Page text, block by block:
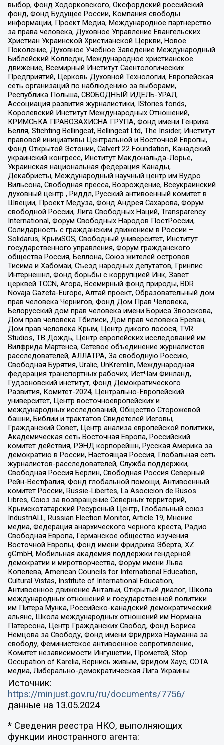
выбор, Фонд Ходорковского, Оксфордский российский
фонд, Фонд Будущее России, Компания свободы
информации, Проект Медиа, Международное партнерство
за права человека, Духовное Управление Евангельских
Христиан Украинской Христианской Церкви, Новое
Поколение, Духовное Учебное Заведение Международный
Библейский Колледж, Международное христианское
движение, Всемирный Институт Саентологических
Предприятий, Церковь Духовной Технологии, Европейская
сеть организаций по наблюдению за выборами,
Республика Польша, СВОБОДНЫЙ ИДЕЛЬ-УРАЛ,
Ассоциация развития журналистики, IStories fonds,
Королевский Институт Международных Отношений,
КРИМСЬКА ПРАВОЗАХИСНА ГРУПА, Фонд имени Генриха
Бёлля, Stichting Bellingcat, Bellingcat Ltd, The Insider, Институт
правовой инициативы Центральной и Восточной Европы,
Фонд Открытой Эстонии, Calvert 22 Foundation, Канадский
украинский конгресс, Институт Макдональда-Лорье,
Украинская национальная федерация Канады,
Декабристы, Международный научный центр им Вудро
Вильсона, Свободная пресса, Возрождение, Всеукраинский
духовный центр , Риддл, Русский антивоенный комитет в
Швеции, Проект Медуза, Фонд Андрея Сахарова, Форум
свободной России, Лига Свободных Наций, Transparеncy
International, Форум Свободных Народов ПостРоссии,
Солидарность с гражданским движением в России –
Solidarus, КрымSOS, Свободный университет, Институт
государственного управления, Форум гражданского
общества Россия, Беллона, Союз жителей островов
Тисима и Хабомаи, Съезд народных депутатов, Гринпис
Интернешнл, Фонд борьбы с коррупцией Инк, Завет
церквей TCCN, Агора, Всемирный фонд природы, BDR
Novaja Gazeta-Europe, Алтай проект, Образовательный дом
прав человека Чернигов, Фонд Дом Прав Человека,
Белорусский дом прав человека имени Бориса Звозскова,
Дом прав человека Тбилиси, Дом прав человека Ереван,
Дом прав человека Крым, Центр дикого лосося, TVR
Studios, ТВ Дождь, Центр европейских исследований им
Вилфрида Мартенса, Сетевое объединение журналистов
расследователей, АЛЛАТРА, За свободную Россию,
Свободная Бурятия, Uralic, UnKremlin, Международная
федерация транспортных рабочих, ИстЧам Финланд,
Гудзоновский институт, Фонд Демократического
Развития, Комитет-2024, Центрально-Европейский
университет, Центр восточноевропейских и
международных исследований, Общество Сторожевой
башни, Библии и трактатов Свидетелей Иеговы,
Гражданский Совет, Центр анализа европейской политики,
Академическая сеть Восточная Европа, Российский
комитет действия, РЭНД корпорейшн, Русская Америка за
демократию в России, Настоящая Россия, Глобальная сеть
журналистов-расследователей, Служба поддержки,
Свободная Россия Берлин, Свободная Россия Северный
Рейн-Вестфалия, Фонд глобальной помощи, Антивоенный
комитет России, Russie-Libertes, La Asocicion de Rusos
Libres, Союз за возвращение Северных территорий,
Крымскотатарский Ресурсный Центр, Глобальный союз
IndustriALL, Russian Election Monitor, Article 19, Мнение
медиа, Федерация анархического черного креста, Радио
Свободная Европа, Германское общество изучения
Восточной Европы, Фонд имени Фридриха Эберта, XZ
gGmbH, Мобильная академия поддержки гендерной
демократии и миротворчества, Форум имени Льва
Копелева, American Councils for International Education,
Cultural Vistas, Institute of International Education,
Антивоенное движение Антальи, Открытый диалог, Школа
международных отношений и государственной политики
им Питера Мунка, Российско-канадский демократический
альянс, Школа международных отношений им Нормана
Патерсона, Центр Гражданских Свобод, Фонд Бориса
Немцова за Свободу, Фонд имени Фридриха Науманна за
свободу, Феминистское антивоенное сопротивление,
Комитет независимости Ингушетии, Прометей, Stop
Occupation of Karelia, Вернись живым, Фридом Хаус, СОТА
медиа, Либерально-демократическая Лига Украины
Источник:
https://minjust.gov.ru/ru/documents/7756/
данные на 13.05.2024
* Сведения реестра НКО, выполняющих
функции иностранного агента: